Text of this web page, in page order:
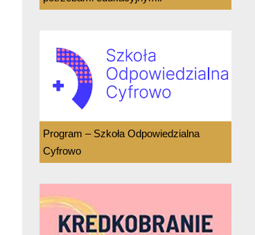
Program – Szkoła Odpowiedzialna
Cyfrowo